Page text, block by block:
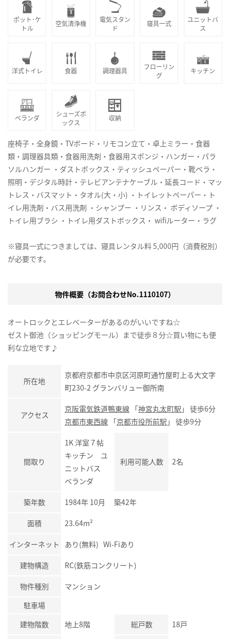
ポット･ケ
トル
空気清浄機
電気スタン
ド
寝具一式
ユニットバ
ス
洋式トイレ 食器 調理器具
フローリン
グ
キッチン
ベランダ
シューズボ
ックス
収納
座椅子・全身鏡・TVボード・リモコン立て・卓上ミラー・食器
類・調理器具類・食器用洗剤・食器用スポンジ・ハンガー・パラ
ソルハンガー ・ダストボックス・ティッシュペーパー・靴ベラ・
照明・デジタル時計・テレビアンテナケーブル・延長コード・マッ
トレス・バスマット・タオル(大・小) ・トイレットペーパー・ト
イレ用洗剤・バス用洗剤 ・シャンプー ・リンス・ ボディソープ ・
トイレ用ブラシ ・トイレ用ダストボックス・ wifiルーター・ラグ
※寝具一式につきましては、寝具レンタル料 5,000円（消費税別）
が必要です。
物件概要（お問合わせNo.1110107）
オートロックとエレベーターがあるのがいいですね☆
ゼスト御池（ショッピングモール）まで徒歩８分☆買い物にも便
利な立地です♪
所在地
京都府京都市中京区河原町通竹屋町上る大文字
町230-2 グランバリュー御所南
アクセス
京阪電気鉄道鴨東線 「神宮丸太町駅 」 徒歩6分
京都市東西線 「京都市役所前駅 」 徒歩9分
間取り
1K 洋室７帖
キッチン ユ
ニットバス
ベランダ
利用可能人数 2名
築年数 1984年 10月 築42年
面積 23.64m²
インターネット あり(無料) Wi-Fiあり
建物構造 RC(鉄筋コンクリート)
物件種別
マンション
駐車場
建物階数
地上8階 総戸数 18戸